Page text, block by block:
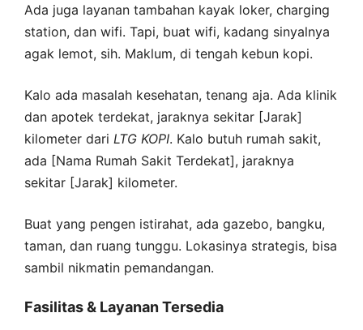
Ada juga layanan tambahan kayak loker, charging
station, dan wifi. Tapi, buat wifi, kadang sinyalnya
agak lemot, sih. Maklum, di tengah kebun kopi.
Kalo ada masalah kesehatan, tenang aja. Ada klinik
dan apotek terdekat, jaraknya sekitar [Jarak]
kilometer dari LTG KOPI. Kalo butuh rumah sakit,
ada [Nama Rumah Sakit Terdekat], jaraknya
sekitar [Jarak] kilometer.
Buat yang pengen istirahat, ada gazebo, bangku,
taman, dan ruang tunggu. Lokasinya strategis, bisa
sambil nikmatin pemandangan.
Fasilitas & Layanan Tersedia